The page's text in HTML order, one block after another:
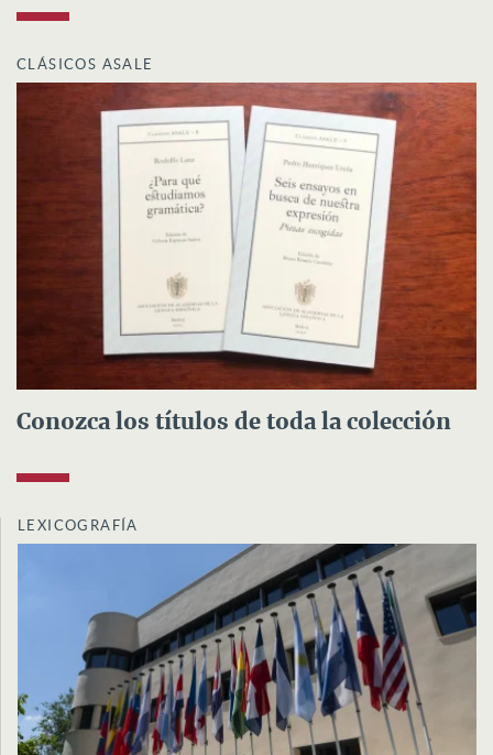
CLÁSICOS ASALE
Conozca los títulos de toda la colección
LEXICOGRAFÍA